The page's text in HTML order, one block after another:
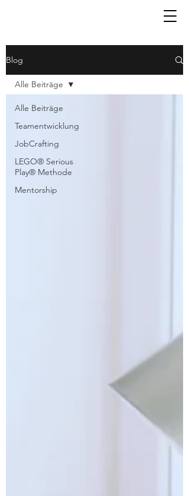
Blog
Alle Beiträge
Teamentwicklung
JobCrafting
LEGO® Serious
Play® Methode
Mentorship
Alle Beiträge